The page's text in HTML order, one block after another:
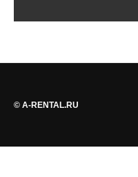
© A-RENTAL.RU